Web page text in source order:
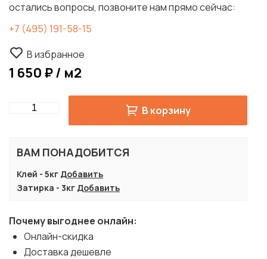
остались вопросы, позвоните нам прямо сейчас:
+7 (495) 191-58-15
В избранное
1 650 ₽ / м2
Quantity В корзину
ВАМ ПОНАДОБИТСЯ
Клей - 5кг Добавить
Затирка - 3кг Добавить
Почему выгоднее онлайн:
Онлайн-скидка
Доставка дешевле